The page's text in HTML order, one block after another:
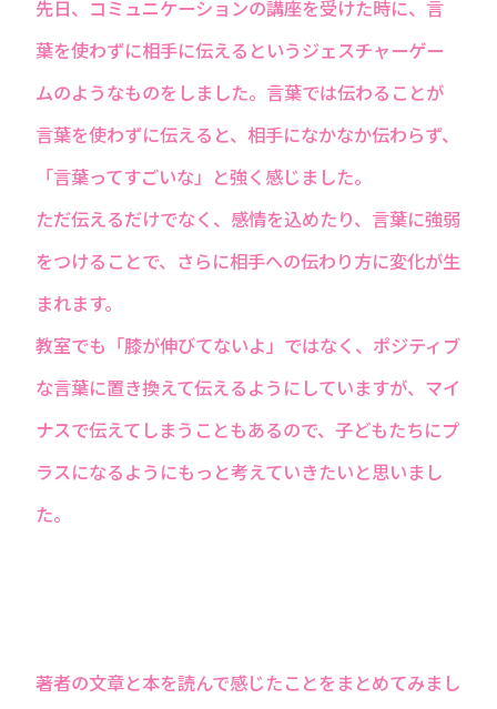
先日、コミュニケーションの講座を受けた時に、言
葉を使わずに相手に伝えるというジェスチャーゲー
ムのようなものをしました。言葉では伝わることが
言葉を使わずに伝えると、相手になかなか伝わらず、
「言葉ってすごいな」と強く感じました。
ただ伝えるだけでなく、感情を込めたり、言葉に強弱
をつけることで、さらに相手への伝わり方に変化が生
まれます。
教室でも「膝が伸びてないよ」ではなく、ポジティブ
な言葉に置き換えて伝えるようにしていますが、マイ
ナスで伝えてしまうこともあるので、子どもたちにプ
ラスになるようにもっと考えていきたいと思いまし
た。
著者の文章と本を読んで感じたことをまとめてみまし